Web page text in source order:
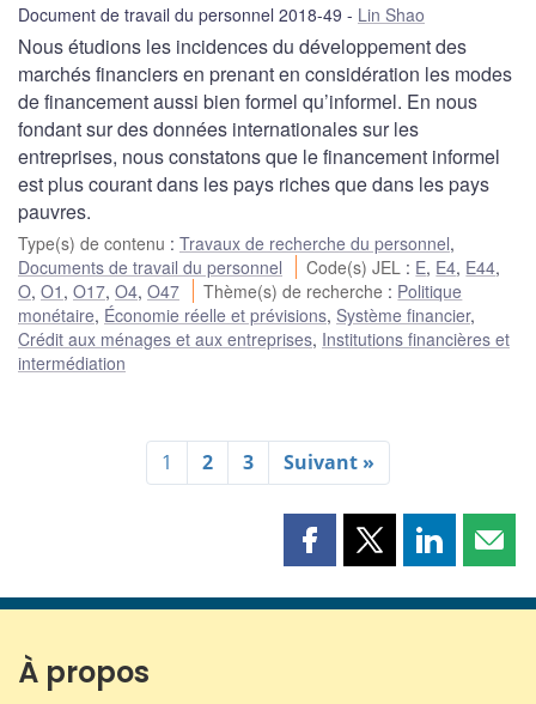
Document de travail du personnel 2018-49 Lin Shao
Nous étudions les incidences du développement des
marchés financiers en prenant en considération les modes
de financement aussi bien formel qu’informel. En nous
fondant sur des données internationales sur les
entreprises, nous constatons que le financement informel
est plus courant dans les pays riches que dans les pays
pauvres.
Type(s) de contenu : Travaux de recherche du personnel,
Documents de travail du personnel
Code(s) JEL : E, E4, E44,
O, O1 , O17, O4, O47 Thème(s) de recherche : Politique
monétaire, Économie réelle et prévisions, Système financier,
Crédit aux ménages et aux entreprises, Institutions financières et
intermédiation
1 2 3 Suivant »
Partager
page
Partager
page
Partager
page page
À propos